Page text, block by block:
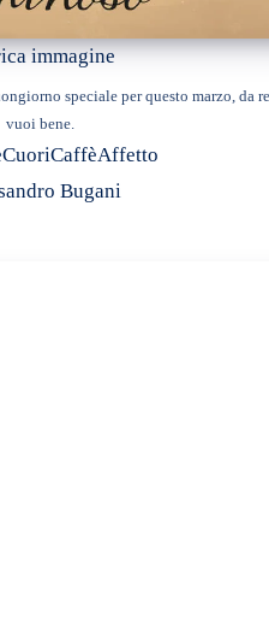
immagine
speciale per questo marzo, da
vuoi bene.
CuoriCaffèAffetto
Bugani